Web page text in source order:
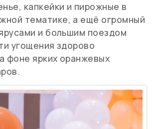
капкейки и пирожные в
тематике, а ещё огромный
и большим поездом
угощения здорово
фоне ярких оранжевых